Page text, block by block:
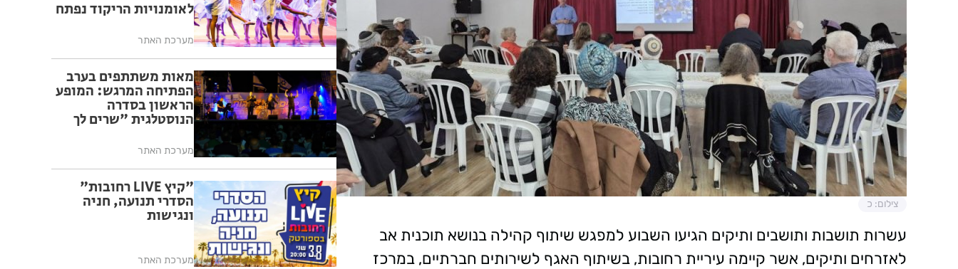
צילום: כ
עשרות תושבות ותושבים ותיקים הגיעו השבוע למפגש שיתוף קהילה בנושא תוכנית אב
לאזרחים ותיקים, אשר קיימה עיריית רחובות, בשיתוף האגף לשירותים חברתיים, במרכז
לאומנויות הריקוד נפתח
מערכת האתר
מאות משתתפים בערב
הפתיחה המרגש: המופע
הראשון בסדרה
הנוסטלגית "שרים לך
ה-17
מערכת האתר
"קיץ LIVE רחובות"
הסדרי תנועה, חניה
ונגישות
מערכת האתר